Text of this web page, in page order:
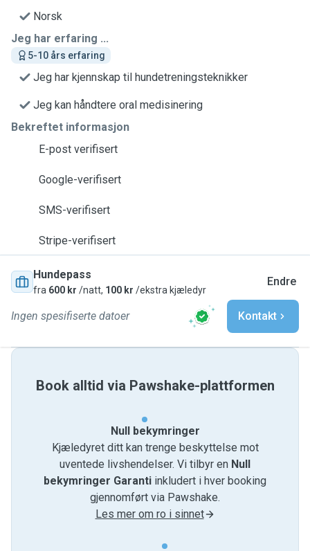
Norsk
Jeg har erfaring ...
5-10 års erfaring
Jeg har kjennskap til hundetreningsteknikker
Jeg kan håndtere oral medisinering
Bekreftet informasjon
E-post verifisert
Google-verifisert
SMS-verifisert
Stripe-verifisert
Hundepass
fra 600 kr /natt, 100 kr /ekstra kjæledyr
Endre
Ingen spesifiserte datoer Kontakt
Book alltid via Pawshake-plattformen
Null bekymringer
Kjæledyret ditt kan trenge beskyttelse mot
uventede livshendelser. Vi tilbyr en Null
bekymringer Garanti inkludert i hver booking
gjennomført via Pawshake.
Les mer om ro i sinnet